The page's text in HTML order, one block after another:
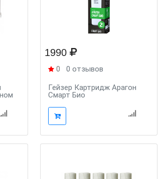
1990
0 0 отзывов
Гейзер Картридж Арагон
Смарт Био